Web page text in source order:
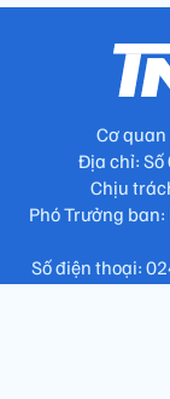
Cơ
Địa chỉ: Số
Chịu
Phó Trưởng
Số điện thoại: